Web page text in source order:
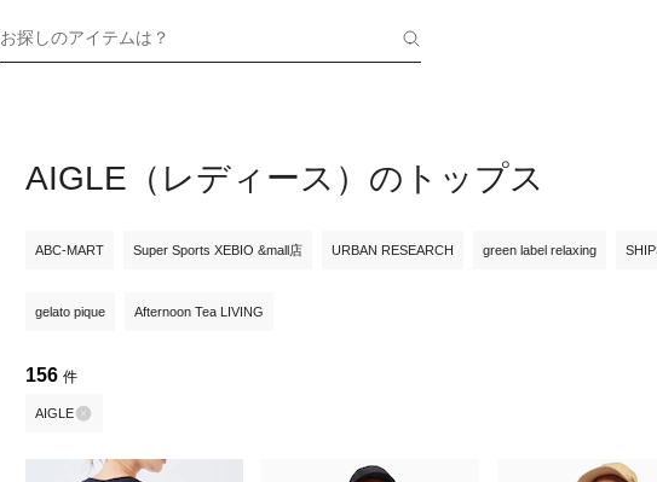
お探しのアイテムは？
AIGLE（レディース）のトップス
ABC-MART Super Sports XEBIO &mall店 URBAN RESEARCH green label relaxing
gelato pique Afternoon Tea LIVING
156 件
AIGLE